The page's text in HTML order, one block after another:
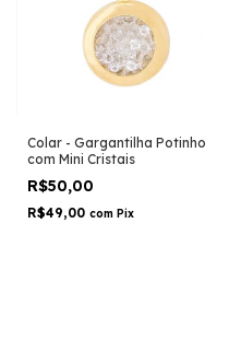
Colar - Gargantilha Potinho
com Mini Cristais
R$50,00
R$49,00 com Pix